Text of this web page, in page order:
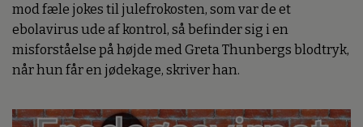
mod fæle jokes til julefrokosten, som var de et
ebolavirus ude af kontrol, så befinder sig i en
misforståelse på højde med Greta Thunbergs blodtryk,
når hun får en jødekage, skriver han.